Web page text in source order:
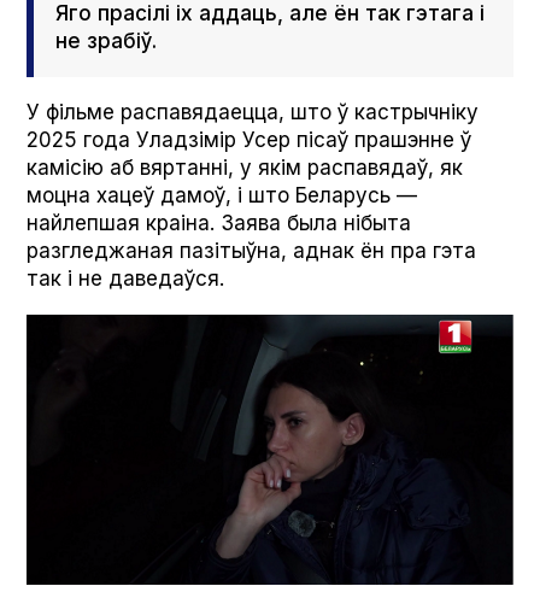
Яго прасілі іх аддаць, але ён так гэтага і
не зрабіў.
У фільме распавядаецца, што ў кастрычніку
2025 года Уладзімір Усер пісаў прашэнне ў
камісію аб вяртанні, у якім распавядаў, як
моцна хацеў дамоў, і што Беларусь —
найлепшая краіна. Заява была нібыта
разгледжаная пазітыўна, аднак ён пра гэта
так і не даведаўся.